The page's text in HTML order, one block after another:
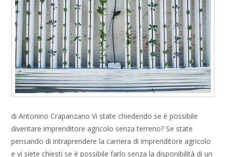
di Antonino Crapanzano Vi state chiedendo se è possibile
diventare imprenditore agricolo senza terreno? Se state
pensando di intraprendere la carriera di imprenditore agricolo
e vi siete chiesti se è possibile farlo senza la disponibilità di un